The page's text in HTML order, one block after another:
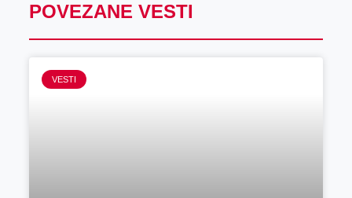
POVEZANE VESTI
VESTI